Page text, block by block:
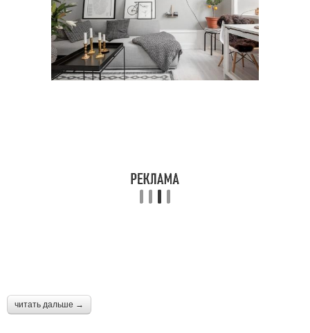
Спальня в серых тонах
читать дальше →